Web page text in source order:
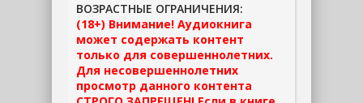
ВОЗРАСТНЫЕ ОГРАНИЧЕНИЯ:
(18+) Внимание! Аудиокнига
может содержать контент
только для совершеннолетних.
Для несовершеннолетних
просмотр данного контента